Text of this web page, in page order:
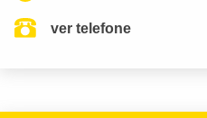
ver telefone